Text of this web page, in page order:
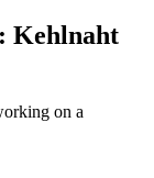
Kehlnaht